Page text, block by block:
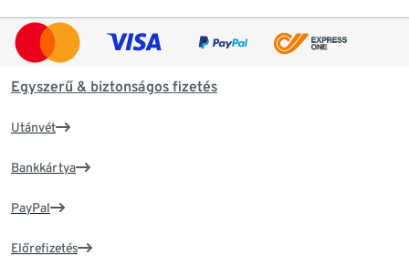
Egyszerű & biztonságos fizetés
Utánvét
Bankkártya
PayPal
Előrefizetés